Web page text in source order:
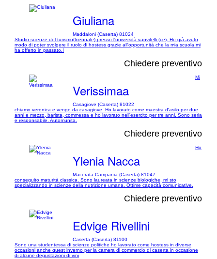
Giuliana
Maddaloni (Caserta) 81024
Studio scienze del turismo(triennale) presso l'università vanvitelli (ce). Ho già avuto
modo di poter svolgere il ruolo di hostess grazie all'opportunità che la mia scuola mi
ha offerto in passato.!
Chiedere preventivo
Verissimaa
Casagiove (Caserta) 81022
Mi
chiamo veronica e vengo da casagiove. Ho lavorato come maestra d'asilo per due
anni e mezzo, barista, commessa e ho lavorato nell'esercito per tre anni. Sono seria
e responsabile. Automunita.
Chiedere preventivo
Ylenia Nacca
Macerata Campania (Caserta) 81047
Ho
conseguito maturità classica. Sono laureata in scienze biologiche, mi sto
specializzando in scienze della nutrizione umana. Ottime capacità comunicative.
Chiedere preventivo
Edvige Rivellini
Caserta (Caserta) 81100
Sono una studentessa di scienze politiche ho lavorato come hostess in diverse
occasioni anche quest inverno per la camera di commercio di caserta in occasione
di alcune degustazioni di vini